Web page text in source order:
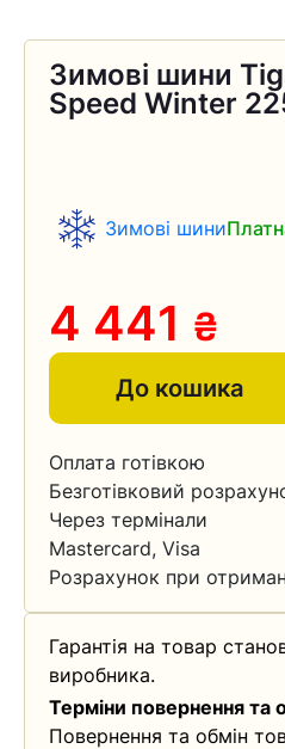
Зимові шини
Speed Winter
Зимові шини
4 441 ₴
До кошика
Оплата готівкою
Безготівковий
Через термінали
Mastercard, Visa
Розрахунок при
Гарантія на товар
виробника.
Терміни повернення та
Повернення та обмін